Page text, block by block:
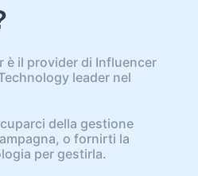
è il provider di Influencer
leader nel
della gestione
o fornirti la
per gestirla.